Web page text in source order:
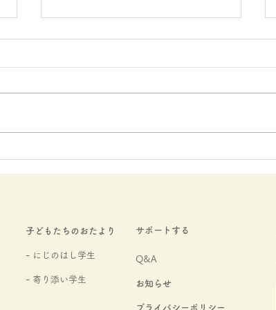
ご寄付をお寄せいただきまし
​子どもたちのおたより
- にじのはし学生
​- 寄り添い学生
サポートする
Q&A
お知らせ
​プライバシーポリシー